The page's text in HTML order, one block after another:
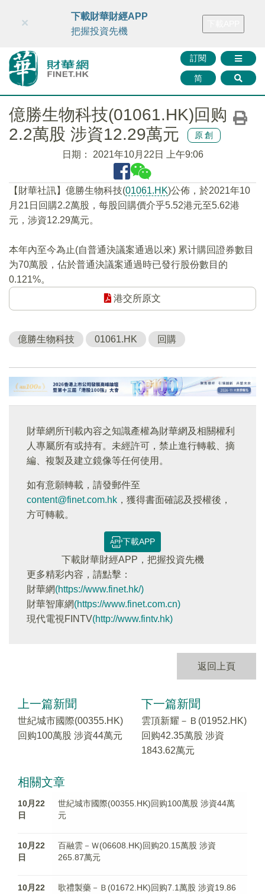
財華智庫網 FINTV FINMETA 財華證券 媒體矩陣
訂閱
简
×
下載財華財經APP
把握投資先機
億勝生物科技(01061.HK)回购
2.2萬股 涉資12.29萬元
原創
日期： 2021年10月22日 上午9:06
【財華社訊】億勝生物科技(01061.HK)公佈，於2021年10
月21日回購2.2萬股，每股回購價介乎5.52港元至5.62港
元，涉資12.29萬元。
本年內至今為止(自普通決議案通過以來) 累计購回證券數目
为70萬股，佔於普通決議案通過時已發行股份數目的
0.121%。
港交所原文
億勝生物科技 01061.HK 回購
財華網所刊載內容之知識產權為財華網及相關權利
人專屬所有或持有。未經許可，禁止進行轉載、摘
編、複製及建立鏡像等任何使用。
如有意願轉載，請發郵件至
content@finet.com.hk ，獲得書面確認及授權後，
方可轉載。
下載APP
下載財華財經APP，把握投資先機
更多精彩内容，請點擊：
財華網(https://www.finet.hk/)
財華智庫網(https://www.finet.com.cn)
現代電視FINTV(http://www.fintv.hk)
返回上頁
上一篇新聞
世紀城市國際(00355.HK)
回购100萬股 涉資44萬元
下一篇新聞
雲頂新耀－Ｂ(01952.HK)
回购42.35萬股 涉資
1843.62萬元
相關文章
10月22
日
世紀城市國際(00355.HK)回购100萬股 涉資44萬
元
10月22
日
百融雲－Ｗ(06608.HK)回购20.15萬股 涉資
265.87萬元
10月22
歌禮製藥－Ｂ(01672.HK)回购7.1萬股 涉資19.86